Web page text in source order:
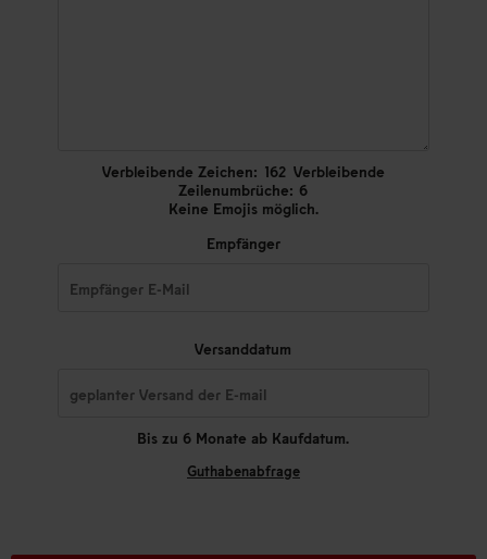
Verbleibende Zeichen: 162 Verbleibende
Zeilenumbrüche: 6
Keine Emojis möglich.
Empfänger
Versanddatum
Bis zu 6 Monate ab Kaufdatum.
Guthabenabfrage